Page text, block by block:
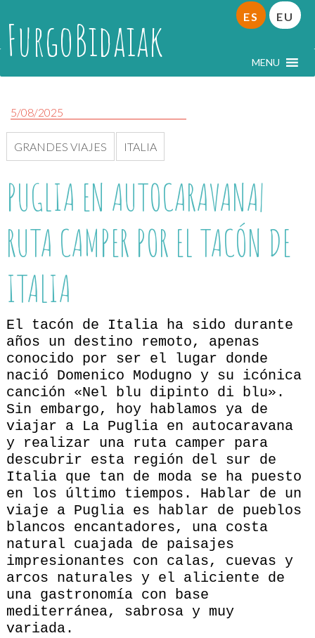
FurgoBidaiak MENU
ES EU
5/08/2025
GRANDES VIAJES ITALIA
PUGLIA EN AUTOCARAVANA|
RUTA CAMPER POR EL TACÓN DE
ITALIA
El tacón de Italia ha sido durante
años un destino remoto, apenas
conocido por ser el lugar donde
nació Domenico Modugno y su icónica
canción «Nel blu dipinto di blu».
Sin embargo, hoy hablamos ya de
viajar a La Puglia en autocaravana
y realizar una ruta camper para
descubrir esta región del sur de
Italia que tan de moda se ha puesto
en los último tiempos. Hablar de un
viaje a Puglia es hablar de pueblos
blancos encantadores, una costa
natural cuajada de paisajes
impresionantes con calas, cuevas y
arcos naturales y el aliciente de
una gastronomía con base
mediterránea, sabrosa y muy
variada.